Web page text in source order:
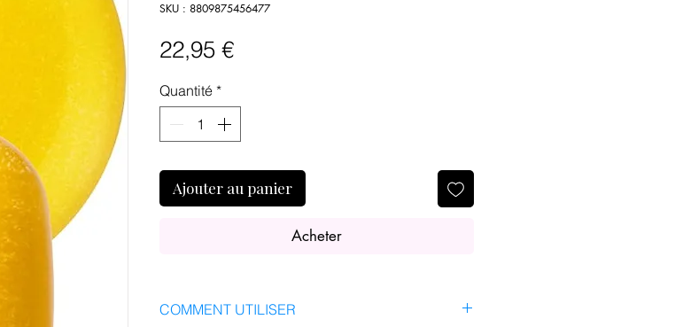
SKU : 8809875456477
22,95 €Prix
Quantité *
Ajouter au panier
Acheter
COMMENT UTILISER